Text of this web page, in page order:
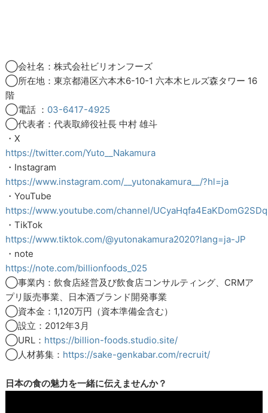
◯会社名：株式会社ビリオンフーズ
◯所在地：東京都港区六本木6-10-1 六本木ヒルズ森タワー 16
階
◯電話 ： 03-6417-4925
◯代表者：代表取締役社長 中村 雄斗
・X
https://twitter.com/Yuto__Nakamura
・Instagram
https://www.instagram.com/__yutonakamura__/?hl=ja
・YouTube
https://www.youtube.com/channel/
・TikTok
https://www.tiktok.com/@yutonakamura2020?lang=ja-JP
・note
https://note.com/billionfoods_025
◯事業内：飲食店経営及び飲食店コンサルティング、CRMア
プリ販売事業、日本酒ブランド開発事業
◯資本金：1,120万円（資本準備金含む）
◯設立：2012年3月
◯URL： https://billion-foods.studio.site/
◯人材募集： https://sake-genkabar.com/recruit/
日本の食の魅力を一緒に伝えませんか？